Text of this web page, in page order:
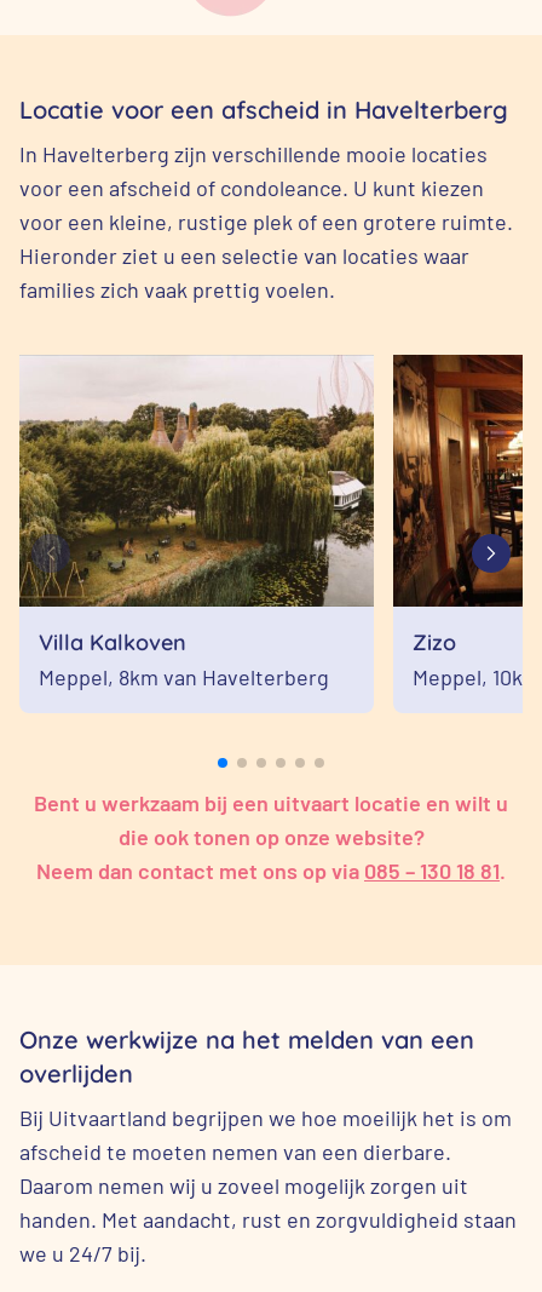
Locatie voor een afscheid in Havelterberg
In Havelterberg zijn verschillende mooie locaties
voor een afscheid of condoleance. U kunt kiezen
voor een kleine, rustige plek of een grotere ruimte.
Hieronder ziet u een selectie van locaties waar
families zich vaak prettig voelen.
Villa Kalkoven
Meppel, 8km van Havelterberg
Zizo
Meppel,
Bent u werkzaam bij een uitvaart locatie en wilt u
die ook tonen op onze website?
Neem dan contact met ons op via 085 – 130 18 81.
Onze werkwijze na het melden van een
overlijden
Bij Uitvaartland begrijpen we hoe moeilijk het is om
afscheid te moeten nemen van een dierbare.
Daarom nemen wij u zoveel mogelijk zorgen uit
handen. Met aandacht, rust en zorgvuldigheid staan
we u 24/7 bij.